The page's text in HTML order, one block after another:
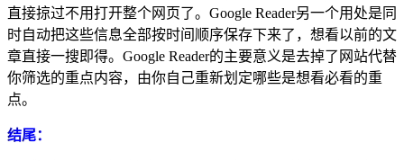
直接掠过不用打开整个网页了。Google Reader另一个用处是同
时自动把这些信息全部按时间顺序保存下来了，想看以前的文
章直接一搜即得。Google Reader的主要意义是去掉了网站代替
你筛选的重点内容，由你自己重新划定哪些是想看必看的重
点。
结尾：